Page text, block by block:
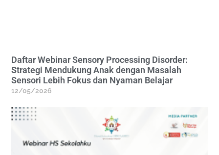
Daftar Webinar Sensory Processing Disorder:
Strategi Mendukung Anak dengan Masalah
Sensori Lebih Fokus dan Nyaman Belajar
12/05/2026